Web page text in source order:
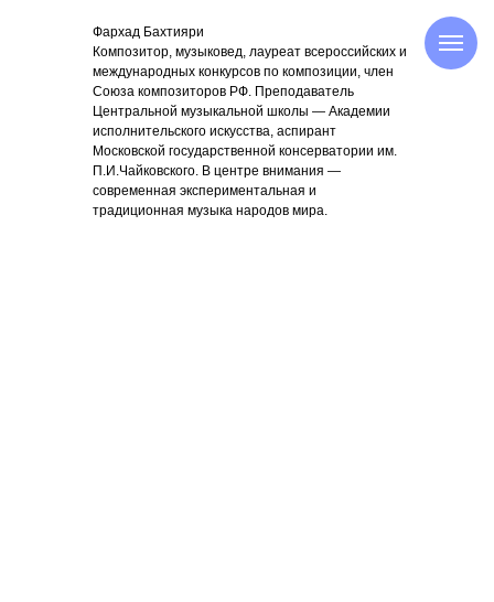
Фархад Бахтияри
Композитор, музыковед, лауреат всероссийских и
международных конкурсов по композиции, член
Союза композиторов РФ. Преподаватель
Центральной музыкальной школы — Академии
исполнительского искусства, аспирант
Московской государственной консерватории им.
П.И.Чайковского. В центре внимания —
современная экспериментальная и
традиционная музыка народов мира.